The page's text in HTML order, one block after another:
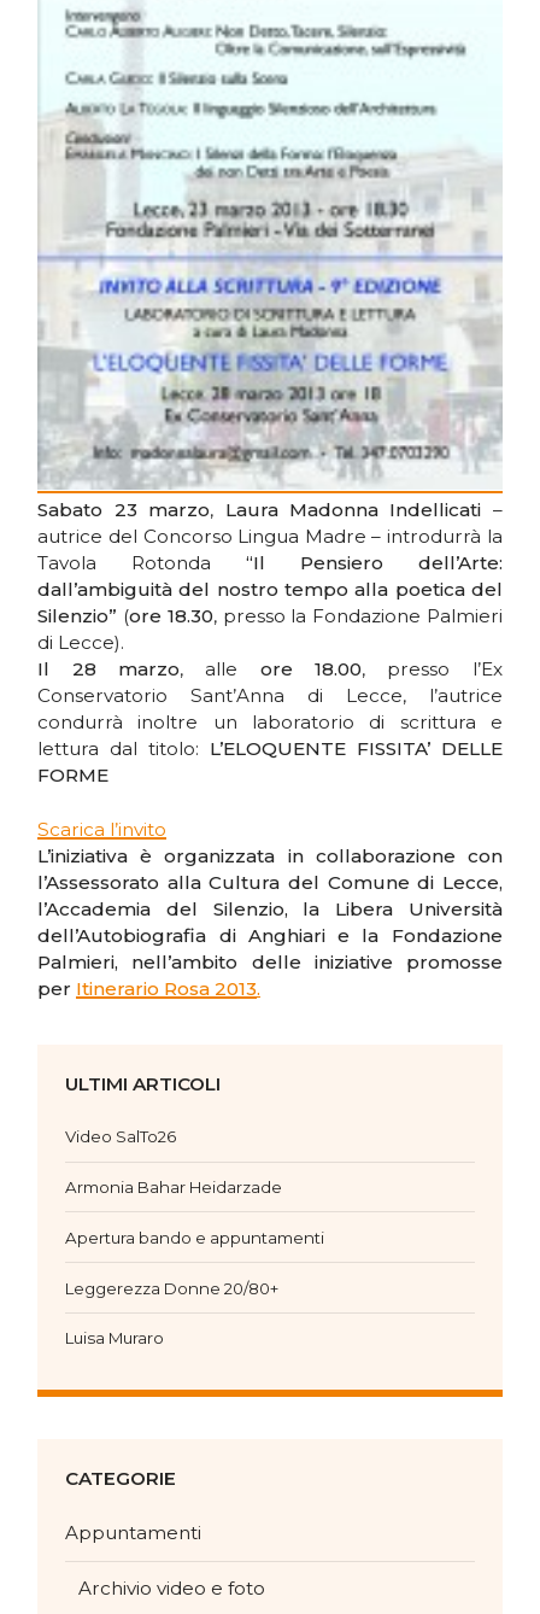
Sabato 23 marzo, Laura Madonna Indellicati –
autrice del Concorso Lingua Madre – introdurrà la
Tavola Rotonda “Il Pensiero dell’Arte:
dall’ambiguità del nostro tempo alla poetica del
Silenzio” (ore 18.30, presso la Fondazione Palmieri
di Lecce).
Il 28 marzo, alle ore 18.00, presso l’Ex
Conservatorio Sant’Anna di Lecce, l’autrice
condurrà inoltre un laboratorio di scrittura e
lettura dal titolo: L’ELOQUENTE FISSITA’ DELLE
FORME
Scarica l’invito
L’iniziativa è organizzata in collaborazione con
l’Assessorato alla Cultura del Comune di Lecce,
l’Accademia del Silenzio, la Libera Università
dell’Autobiografia di Anghiari e la Fondazione
Palmieri, nell’ambito delle iniziative promosse
per Itinerario Rosa 2013.
ULTIMI ARTICOLI
Video SalTo26
Armonia Bahar Heidarzade
Apertura bando e appuntamenti
Leggerezza Donne 20/80+
Luisa Muraro
CATEGORIE
Appuntamenti
Archivio video e foto